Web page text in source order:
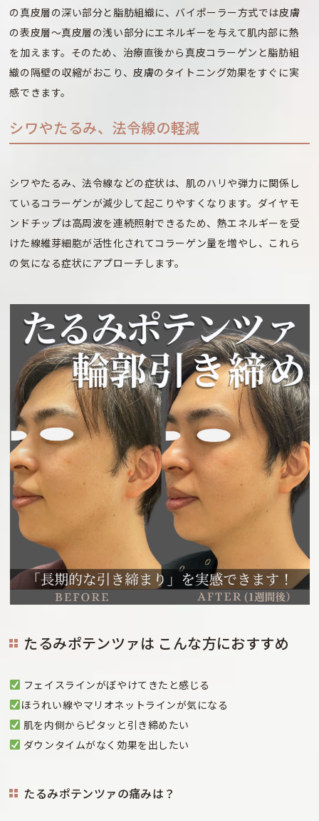
の真皮層の深い部分と脂肪組織に、バイポーラー方式では皮膚
の表皮層〜真皮層の浅い部分にエネルギーを与えて肌内部に熱
を加えます。そのため、治療直後から真皮コラーゲンと脂肪組
織の隔壁の収縮がおこり、皮膚のタイトニング効果をすぐに実
感できます。
シワやたるみ、法令線の軽減
シワやたるみ、法令線などの症状は、肌のハリや弾力に関係し
ているコラーゲンが減少して起こりやすくなります。ダイヤモ
ンドチップは高周波を連続照射できるため、熱エネルギーを受
けた線維芽細胞が活性化されてコラーゲン量を増やし、これら
の気になる症状にアプローチします。
たるみポテンツァは こんな方におすすめ
フェイスラインがぼやけてきたと感じる
ほうれい線やマリオネットラインが気になる
肌を内側からピタッと引き締めたい
ダウンタイムがなく効果を出したい
たるみポテンツァの痛みは？